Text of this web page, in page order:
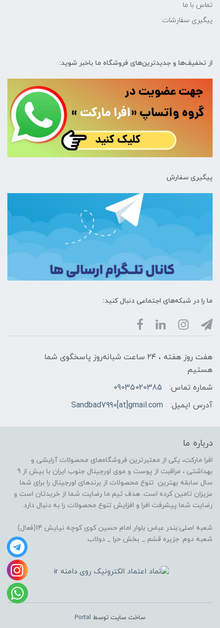
تماس با ما
پیگیری سفارشات
از تخفیف‌ها و جدیدترین‌های فروشگاه ما باخبر شوید:
پیگیری سفارش
ما را در شبکه‌های اجتماعی دنبال کنید:
هفت روز هفته ، ۲۴ ساعت شبانه‌روز پاسخگوی شما
هستیم
شماره تماس:
09035020385
آدرس ایمیل:
Sandbad7990[at]gmail.com
درباره ما
افرا مارکت، یکی از معتبرترین فروشگاه‌های محصولات آرایشی و
بهداشتی ، مراقبت از پوست و موی اورجینال جنوب ایران با بیش از 9
سال سابقه بهترین تنوع محصولات از برندهای اورجینال را برای شما
عزیزان تامین کرده است. هدف تیم ما رضایت شما از خریدتان است و
رضایت شما پیشرفت افرا و افزایش تنوع محصولات را به دنبال دارد.
شعبه اصلی:بندر عباس بلوار امام حسین کوی کوچه نیایش 14(فعال)
شعبه دوم: جزیره قشم _ بخش حرا _ دولاب
ساخت سایت توسط Portal